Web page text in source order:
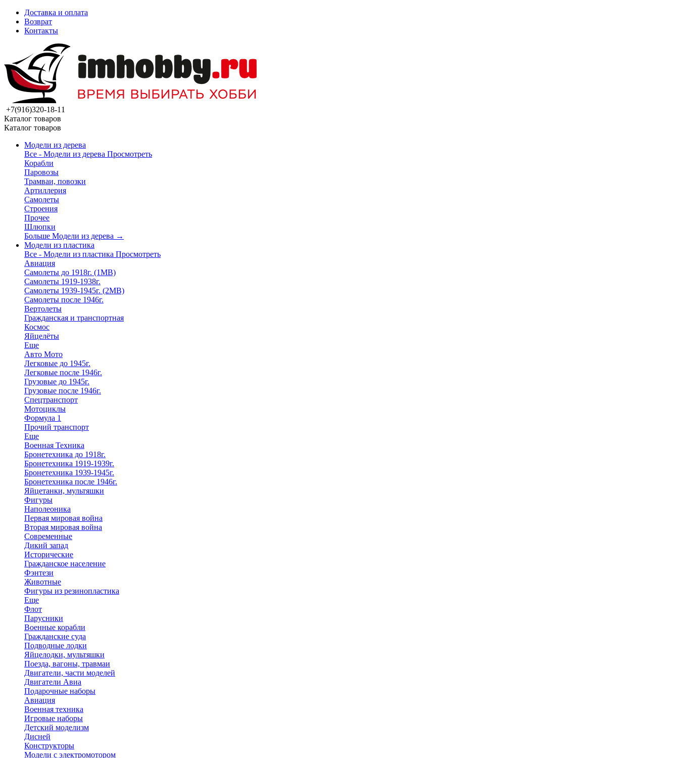
Доставка и оплата
Возврат
Контакты
+7(916)320-18-11
Каталог товаров
Каталог товаров
Модели из дерева
Все - Модели из дерева Просмотреть
Корабли
Паровозы
Трамваи, повозки
Артиллерия
Самолеты
Строения
Прочее
Шлюпки
Больше Модели из дерева →
Модели из пластика
Все - Модели из пластика Просмотреть
Авиация
Самолеты до 1918г. (1МВ)
Самолеты 1919-1938г.
Самолеты 1939-1945г. (2МВ)
Самолеты после 1946г.
Вертолеты
Гражданская и транспортная
Космос
Яйцелёты
Еще
Авто Мото
Легковые до 1945г.
Легковые после 1946г.
Грузовые до 1945г.
Грузовые после 1946г.
Спецтранспорт
Мотоциклы
Формула 1
Прочий транспорт
Еще
Военная Техника
Бронетехника до 1918г.
Бронетехника 1919-1939г.
Бронетехника 1939-1945г.
Бронетехника после 1946г.
Яйцетанки, мультяшки
Фигуры
Наполеоника
Первая мировая война
Вторая мировая война
Современные
Дикий запад
Исторические
Гражданское население
Фэнтези
Животные
Фигуры из резинопластика
Еще
Флот
Парусники
Военные корабли
Гражданские суда
Подводные лодки
Яйцелодки, мультяшки
Поезда, вагоны, травмаи
Двигатели, части моделей
Двигатели Авиа
Подарочные наборы
Авиация
Военная техника
Игровые наборы
Детский моделизм
Дисней
Конструкторы
Модели с электромотором